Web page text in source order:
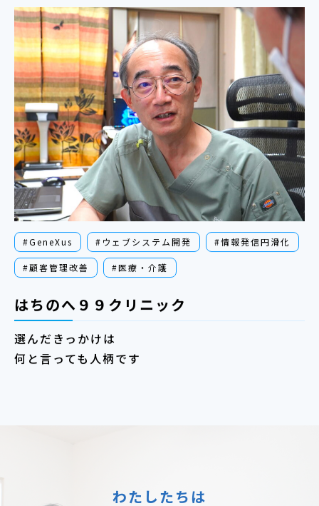
#GeneXus #ウェブシステム開発 #情報発信円滑化
#顧客管理改善 #医療・介護
はちのへ９９クリニック
選んだきっかけは
何と言っても人柄です
わたしたちは